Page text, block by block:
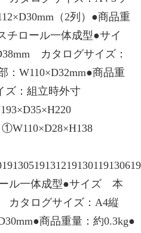
（2列）●商品重
チロール一体成型●サイ
カタログサイズ：
W110×D32mm●商品重
ズ：組立時外寸
ル一体成型●サイズ 本
カタログサイズ：A4縦
商品重量：約0.3kg●